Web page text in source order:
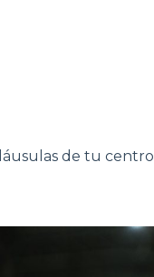
de tu centro